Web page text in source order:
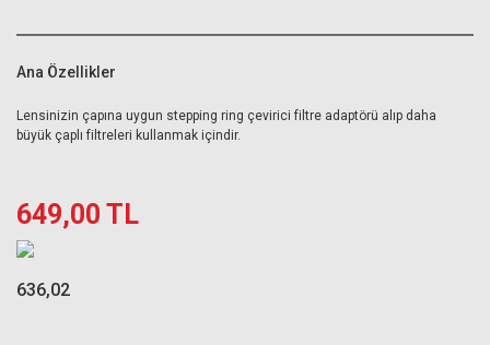
Ana Özellikler
Lensinizin çapına uygun stepping ring çevirici filtre adaptörü alıp daha
büyük çaplı filtreleri kullanmak içindir.
649,00 TL
636,02